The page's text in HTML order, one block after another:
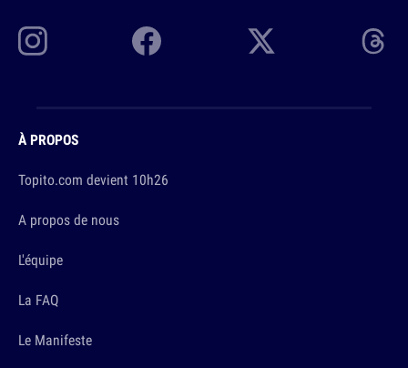
À PROPOS
Topito.com devient 10h26
A propos de nous
L'équipe
La FAQ
Le Manifeste